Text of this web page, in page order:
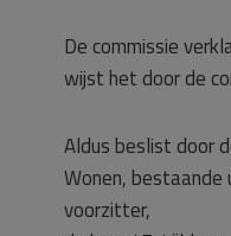
De commissie
wijst het door de
Aldus beslist door
Wonen, bestaande
voorzitter,